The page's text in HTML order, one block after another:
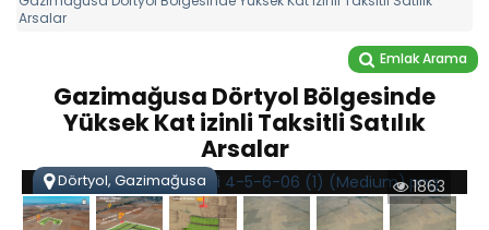
Arsalar
Emlak Arama
Gazimağusa Dörtyol Bölgesinde
Yüksek Kat izinli Taksitli Satılık
Arsalar
1863
Dörtyol, Gazimağusa